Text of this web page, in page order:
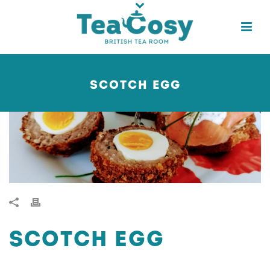
SCOTCH EGG
SCOTCH EGG